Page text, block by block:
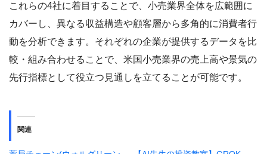
これらの4社に着目することで、小売業界全体を広範囲に
カバーし、異なる収益構造や顧客層から多角的に消費者行
動を分析できます。それぞれの企業が提供するデータを比
較・組み合わせることで、米国小売業界の売上高や景気の
先行指標として役立つ見通しを立てることが可能です。
関連